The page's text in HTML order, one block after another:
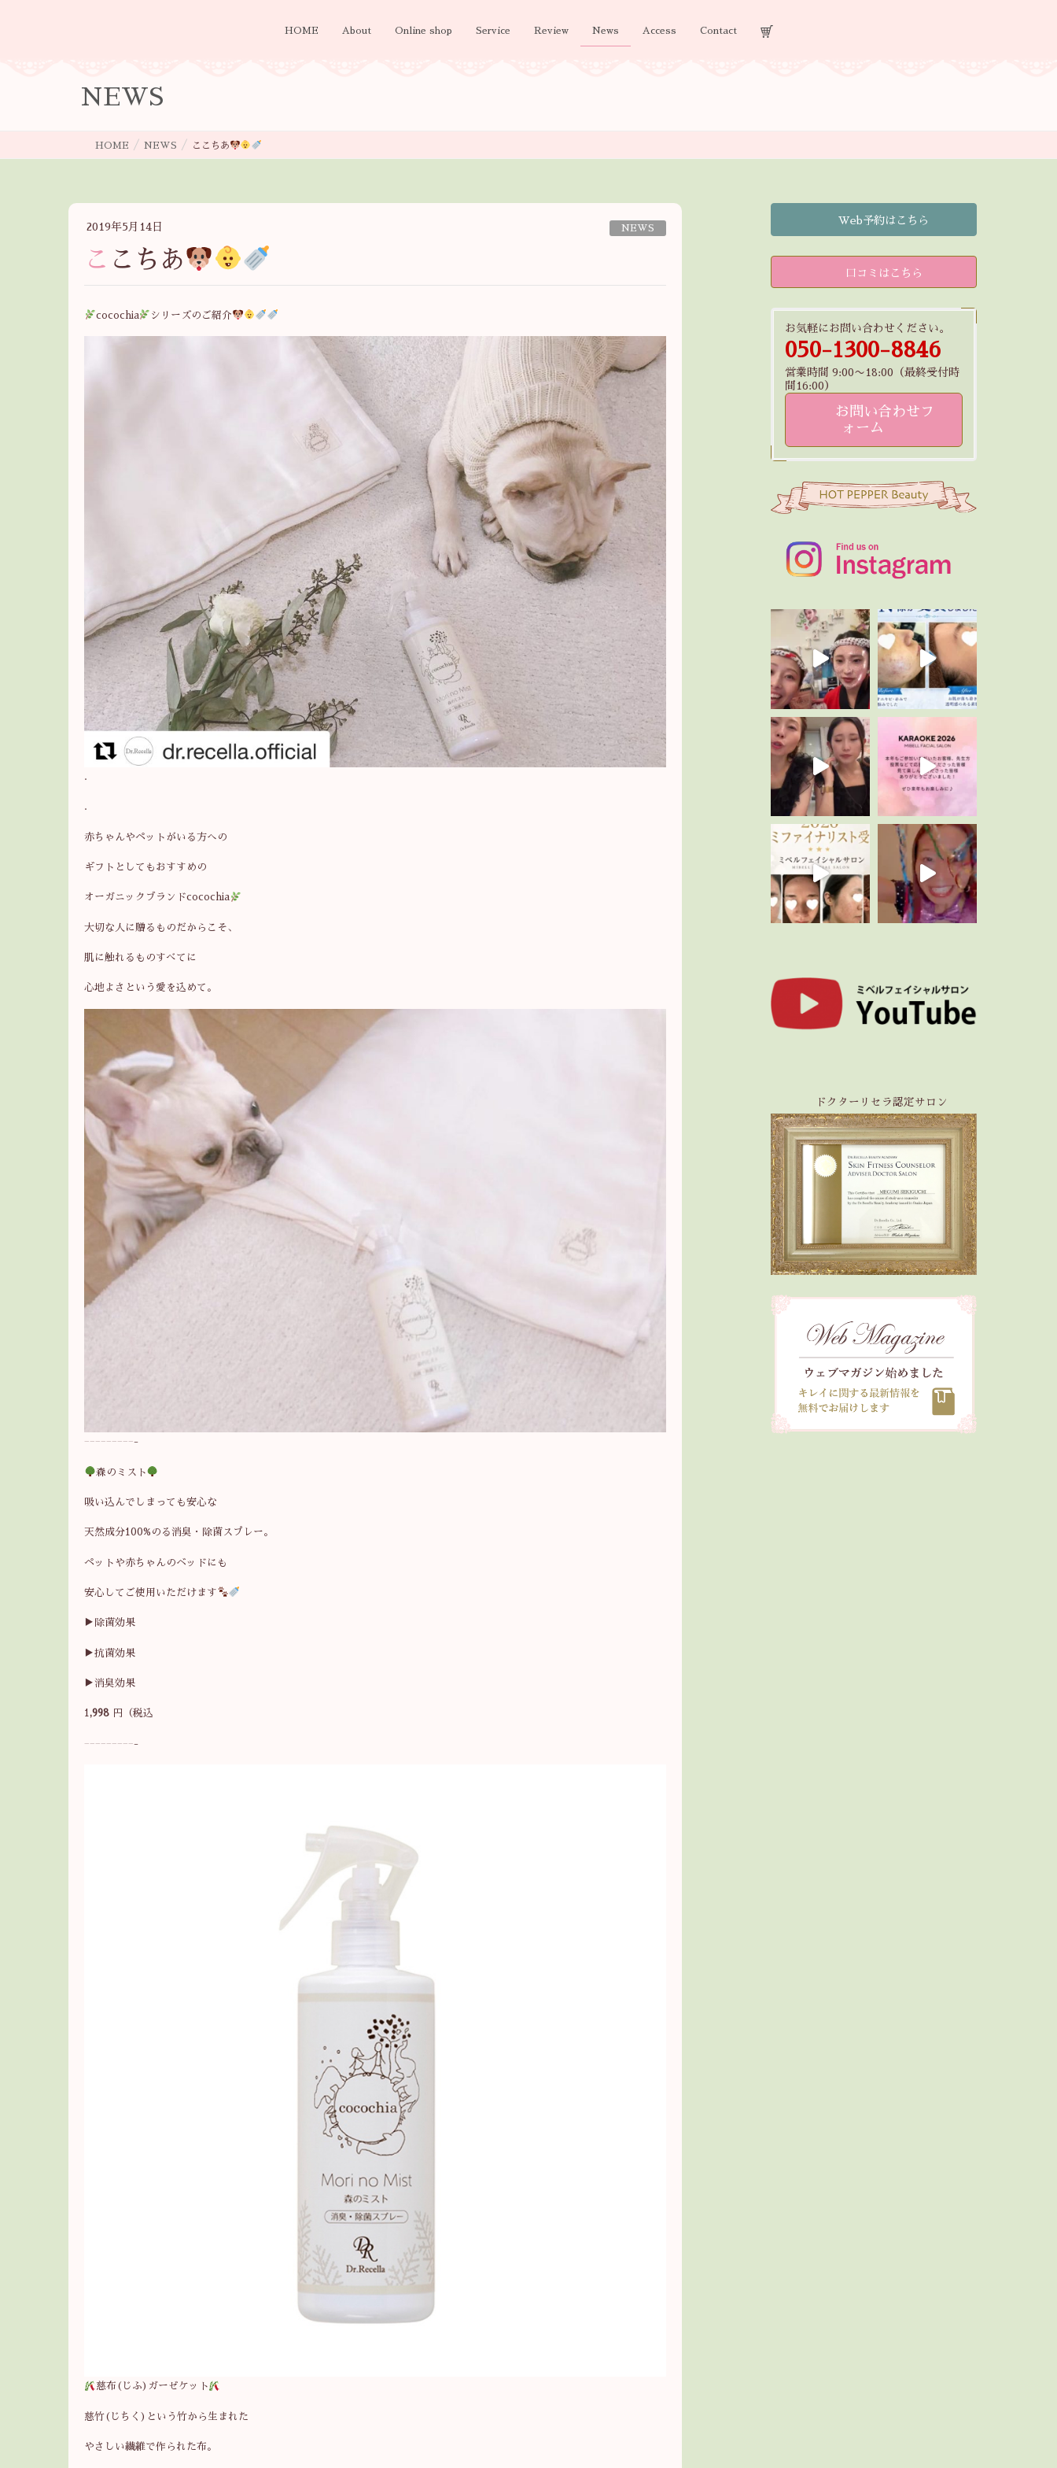
HOME About Online shop Service Review News Access Contact
NEWS
HOME NEWS ここちあ
2019年5月14日 NEWS
ここちあ
cocochia シリーズのご紹介
.
.
赤ちゃんやペットがいる方への
ギフトとしてもおすすめの
オーガニックブランドcocochia
大切な人に贈るものだからこそ、
肌に触れるものすべてに
心地よさという愛を込めて。
—————————-
森のミスト
吸い込んでしまっても安心な
天然成分100%のる消臭・除菌スプレー。
ペットや赤ちゃんのベッドにも
安心してご使用いただけます
▶︎除菌効果
▶︎抗菌効果
▶︎消臭効果
1 ,998 円（税込
—————————-
慈布(じふ)ガーゼケット
慈竹(じちく)という竹から生まれた
やさしい繊維で作られた布。
Web予約はこちら
口コミはこちら
お気軽にお問い合わせください。
050-1300-8846
営業時間 9:00〜18:00（最終受付時
間16:00）
お問い合わせフ
ォーム
ドクターリセラ認定サロン